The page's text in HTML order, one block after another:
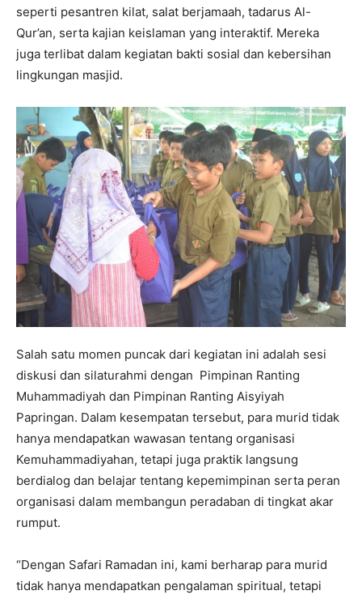
seperti pesantren kilat, salat berjamaah, tadarus Al-
Qur’an, serta kajian keislaman yang interaktif. Mereka
juga terlibat dalam kegiatan bakti sosial dan kebersihan
lingkungan masjid.
Salah satu momen puncak dari kegiatan ini adalah sesi
diskusi dan silaturahmi dengan Pimpinan Ranting
Muhammadiyah dan Pimpinan Ranting Aisyiyah
Papringan. Dalam kesempatan tersebut, para murid tidak
hanya mendapatkan wawasan tentang organisasi
Kemuhammadiyahan, tetapi juga praktik langsung
berdialog dan belajar tentang kepemimpinan serta peran
organisasi dalam membangun peradaban di tingkat akar
rumput.
“Dengan Safari Ramadan ini, kami berharap para murid
tidak hanya mendapatkan pengalaman spiritual, tetapi